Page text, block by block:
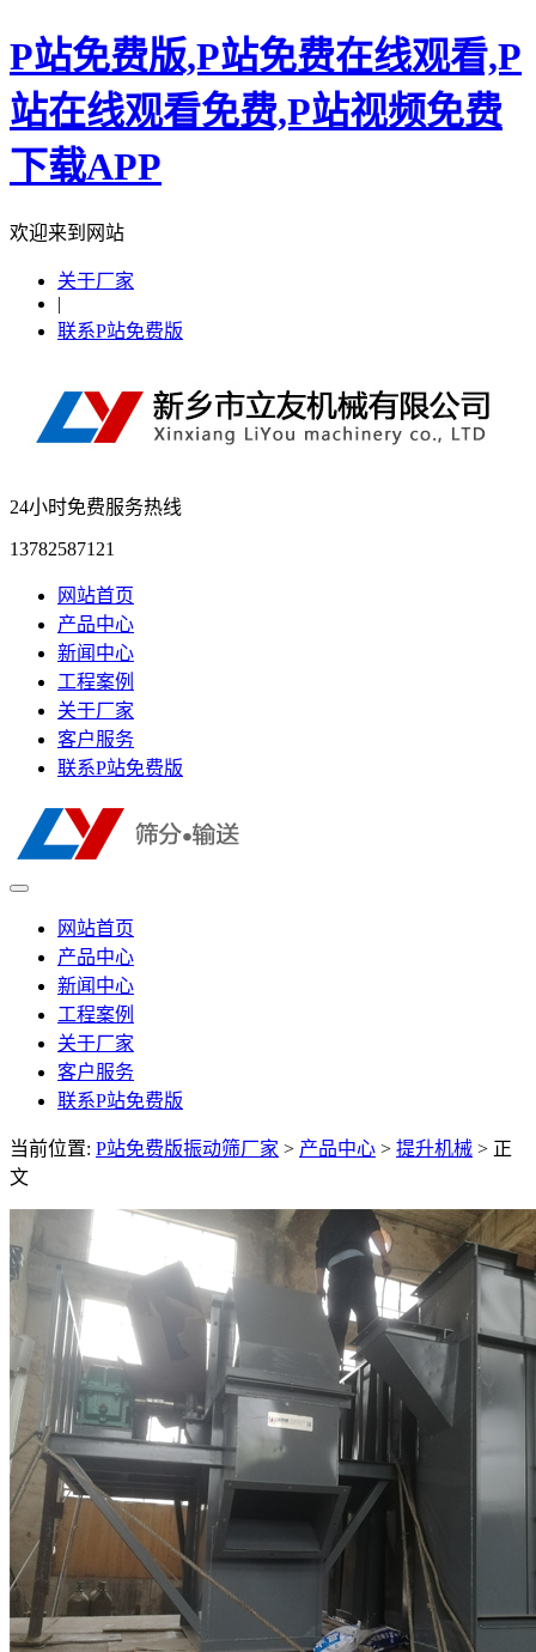
P站免费版,P站免费在线观看,P
站在线观看免费,P站视频免费
下载APP
欢迎来到网站
关于厂家
|
联系P站免费版
24小时免费服务热线
13782587121
网站首页
产品中心
新闻中心
工程案例
关于厂家
客户服务
联系P站免费版
网站首页
产品中心
新闻中心
工程案例
关于厂家
客户服务
联系P站免费版
当前位置: P站免费版振动筛厂家 > 产品中心 > 提升机械 > 正
文